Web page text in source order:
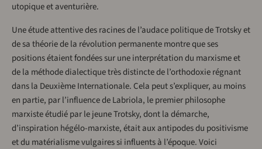
utopique et aventurière.
Une étude attentive des racines de l’audace politique de Trotsky et
de sa théorie de la révolution permanente montre que ses
positions étaient fondées sur une interprétation du marxisme et
de la méthode dialectique très distincte de l’orthodoxie régnant
dans la Deuxième Internationale. Cela peut s’expliquer, au moins
en partie, par l’influence de Labriola, le premier philosophe
marxiste étudié par le jeune Trotsky, dont la démarche,
d’inspiration hégélo-marxiste, était aux antipodes du positivisme
et du matérialisme vulgaires si influents à l’époque. Voici